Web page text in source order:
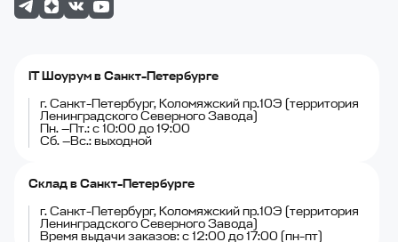
IT Шоурум в Санкт-Петербурге
г. Санкт-Петербург, Коломяжский пр.10Э (территория
Ленинградского Северного Завода)
Пн. —Пт.: с 10:00 до 19:00
Сб. —Вс.: выходной
Склад в Санкт-Петербурге
г. Санкт-Петербург, Коломяжский пр.10Э (территория
Ленинградского Северного Завода)
Время выдачи заказов: с 12:00 до 17:00 (пн-пт)